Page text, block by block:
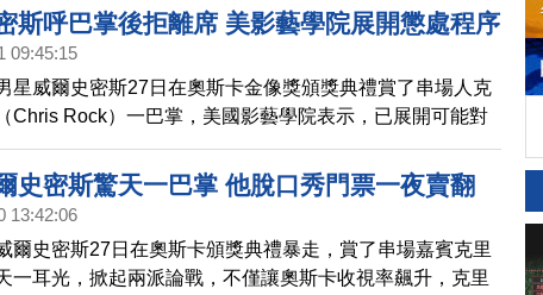
序。聲明還指出，影藝學院曾在史密斯掌摑後要求他離
史密斯拒絕，因此當時影藝學院就認為必須採取不一樣的
處分，並將討論進一步懲處。
斯呼巴掌後拒離席 美影藝學院展開懲處程序
09:45:15
星威爾史密斯27日在奧斯卡金像獎頒獎典禮賞了串場人克
Chris Rock）一巴掌，美國影藝學院表示，已展開可能對
的程序。
史密斯驚天一巴掌 他脫口秀門票一夜賣翻
13:42:06
爾史密斯27日在奧斯卡頒獎典禮暴走，賞了串場嘉賓克里
一耳光，掀起兩派論戰，不僅讓奧斯卡收視率飆升，克里